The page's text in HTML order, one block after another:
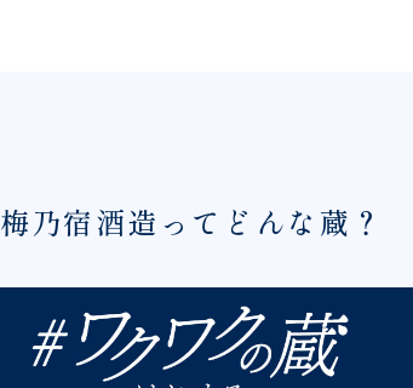
梅乃宿酒造ってどんな蔵？